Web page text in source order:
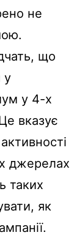
не
що
у
у 4-х
вказує
джерелах
таких
як